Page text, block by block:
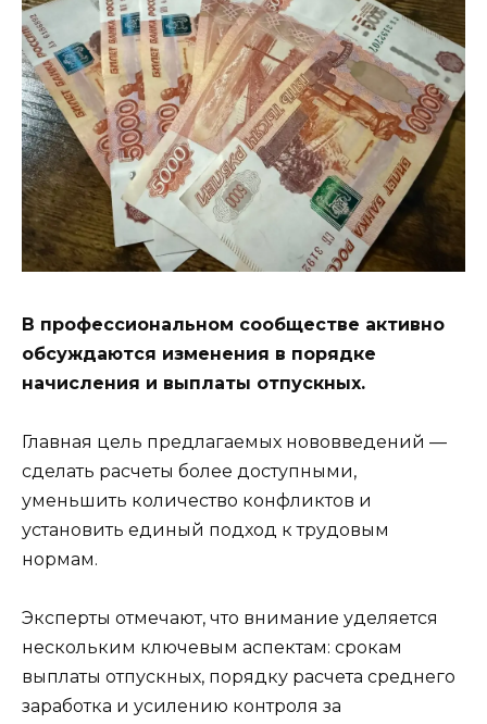
В профессиональном сообществе активно
обсуждаются изменения в порядке
начисления и выплаты отпускных.
Главная цель предлагаемых нововведений —
сделать расчеты более доступными,
уменьшить количество конфликтов и
установить единый подход к трудовым
нормам.
Эксперты отмечают, что внимание уделяется
нескольким ключевым аспектам: срокам
выплаты отпускных, порядку расчета среднего
заработка и усилению контроля за